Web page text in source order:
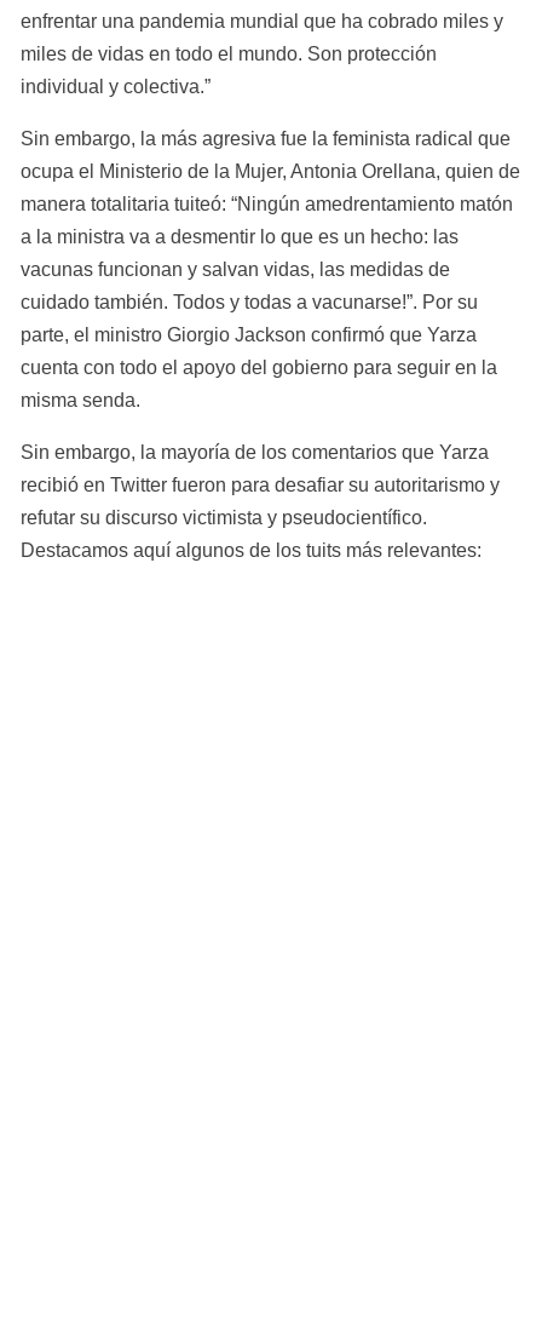
enfrentar una pandemia mundial que ha cobrado miles y
miles de vidas en todo el mundo. Son protección
individual y colectiva.”
Sin embargo, la más agresiva fue la feminista radical que
ocupa el Ministerio de la Mujer, Antonia Orellana, quien de
manera totalitaria tuiteó: “Ningún amedrentamiento matón
a la ministra va a desmentir lo que es un hecho: las
vacunas funcionan y salvan vidas, las medidas de
cuidado también. Todos y todas a vacunarse!”. Por su
parte, el ministro Giorgio Jackson confirmó que Yarza
cuenta con todo el apoyo del gobierno para seguir en la
misma senda.
Sin embargo, la mayoría de los comentarios que Yarza
recibió en Twitter fueron para desafiar su autoritarismo y
refutar su discurso victimista y pseudocientífico.
Destacamos aquí algunos de los tuits más relevantes: